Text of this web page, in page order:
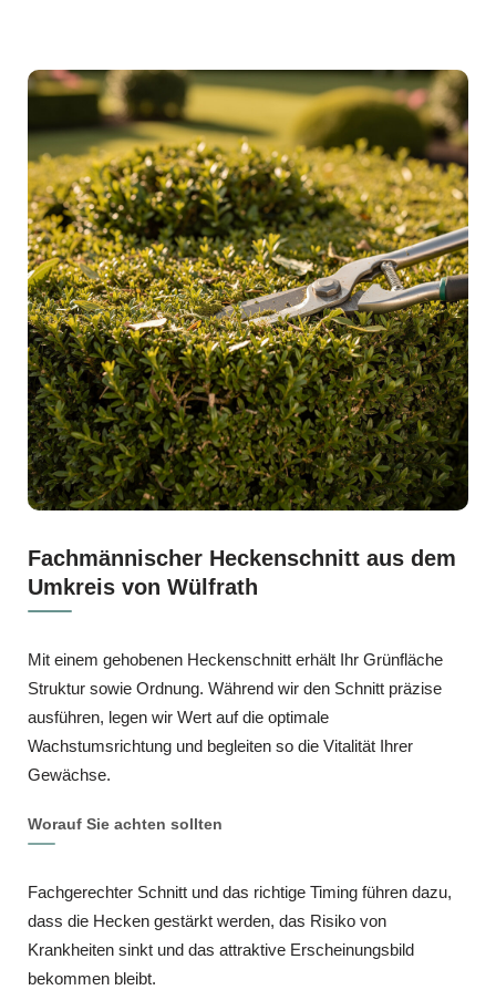
Fachmännischer Heckenschnitt aus dem
Umkreis von Wülfrath
Mit einem gehobenen Heckenschnitt erhält Ihr Grünfläche
Struktur sowie Ordnung. Während wir den Schnitt präzise
ausführen, legen wir Wert auf die optimale
Wachstumsrichtung und begleiten so die Vitalität Ihrer
Gewächse.
Worauf Sie achten sollten
Fachgerechter Schnitt und das richtige Timing führen dazu,
dass die Hecken gestärkt werden, das Risiko von
Krankheiten sinkt und das attraktive Erscheinungsbild
bekommen bleibt.